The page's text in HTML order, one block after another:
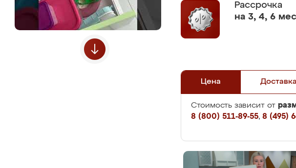
Рассрочка
на 3, 4, 6
Цена Доставка
Стоимость зависит от
8 (800) 511-89-55, 8 (495)